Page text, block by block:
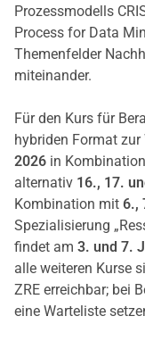
Prozessmodells
Process for Data
Themenfelder
miteinander.
Für den Kurs für
hybriden Format zur
2026 in
alternativ 16., 17.
Kombination mit 6.,
Spezialisierung
findet am 3. und 7.
alle weiteren Kurse
ZRE erreichbar; bei
eine Warteliste